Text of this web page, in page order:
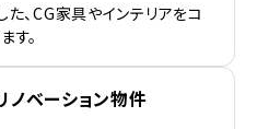
、CG家具やインテリアをコ
す。
ノベーション物件